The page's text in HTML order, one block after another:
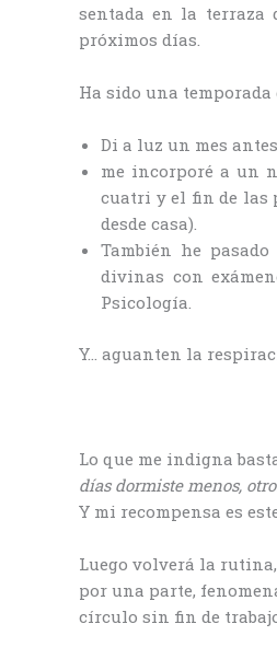
sentada en la
próximos días.
Ha sido una temporada
Di a luz un mes
me incorporé a un
cuatri y el fin de las
desde casa).
También he
divinas con
Psicología.
Y… aguanten la
Lo que me indigna
días dormiste menos,
Y mi recompensa es
Luego volverá la
por una parte,
círculo sin fin de